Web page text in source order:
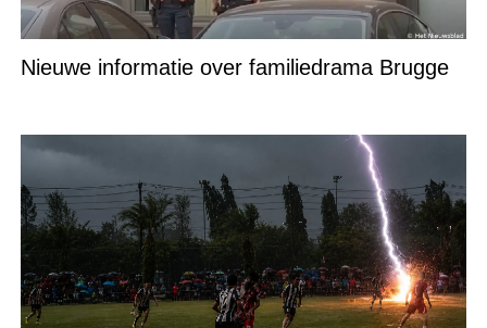
Nieuwe informatie over familiedrama Brugge